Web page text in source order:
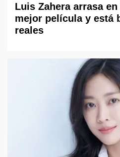
Luis Zahera arrasa
mejor película y está
reales